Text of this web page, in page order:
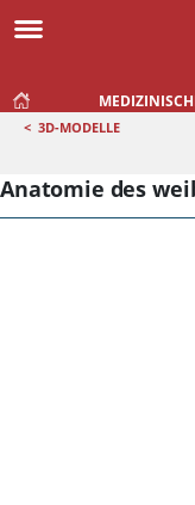
< 3D-MODELLE
Anatomie des